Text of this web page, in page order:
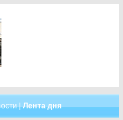
|Лента дня